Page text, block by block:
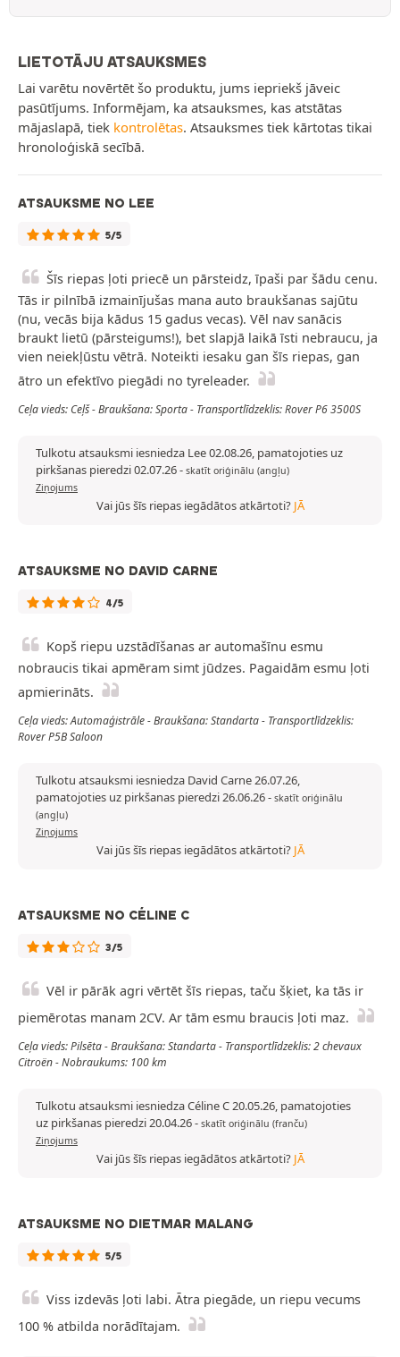
LIETOTĀJU ATSAUKSMES
Lai varētu novērtēt šo produktu, jums iepriekš jāveic
pasūtījums. Informējam, ka atsauksmes, kas atstātas
mājaslapā, tiek kontrolētas. Atsauksmes tiek kārtotas tikai
hronoloģiskā secībā.
ATSAUKSME NO LEE
5/5
Šīs riepas ļoti priecē un pārsteidz, īpaši par šādu cenu.
Tās ir pilnībā izmainījušas mana auto braukšanas sajūtu
(nu, vecās bija kādus 15 gadus vecas). Vēl nav sanācis
braukt lietū (pārsteigums!), bet slapjā laikā īsti nebraucu, ja
vien neiekļūstu vētrā. Noteikti iesaku gan šīs riepas, gan
ātro un efektīvo piegādi no tyreleader.
Ceļa vieds: Ceļš - Braukšana: Sporta - Transportlīdzeklis: Rover P6 3500S
Tulkotu atsauksmi iesniedza Lee 02.08.26, pamatojoties uz
pirkšanas pieredzi 02.07.26- skatīt oriģinālu (angļu)
Ziņojums
Vai jūs šīs riepas iegādātos atkārtoti? JĀ
ATSAUKSME NO DAVID CARNE
4/5
Kopš riepu uzstādīšanas ar automašīnu esmu
nobraucis tikai apmēram simt jūdzes. Pagaidām esmu ļoti
apmierināts.
Ceļa vieds: Automaģistrāle - Braukšana: Standarta - Transportlīdzeklis:
Rover P5B Saloon
Tulkotu atsauksmi iesniedza David Carne 26.07.26,
pamatojoties uz pirkšanas pieredzi 26.06.26- skatīt oriģinālu
(angļu)
Ziņojums
Vai jūs šīs riepas iegādātos atkārtoti? JĀ
ATSAUKSME NO CÉLINE C
3/5
Vēl ir pārāk agri vērtēt šīs riepas, taču šķiet, ka tās ir
piemērotas manam 2CV. Ar tām esmu braucis ļoti maz.
Ceļa vieds: Pilsēta - Braukšana: Standarta - Transportlīdzeklis: 2 chevaux
Citroën - Nobraukums: 100 km
Tulkotu atsauksmi iesniedza Céline C 20.05.26, pamatojoties
uz pirkšanas pieredzi 20.04.26- skatīt oriģinālu (franču)
Ziņojums
Vai jūs šīs riepas iegādātos atkārtoti? JĀ
ATSAUKSME NO DIETMAR MALANG
5/5
Viss izdevās ļoti labi. Ātra piegāde, un riepu vecums
100 % atbilda norādītajam.